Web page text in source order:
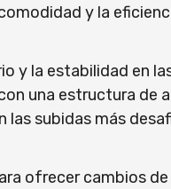
y la
y la estabilidad en
una estructura de
subidas más
ofrecer cambios